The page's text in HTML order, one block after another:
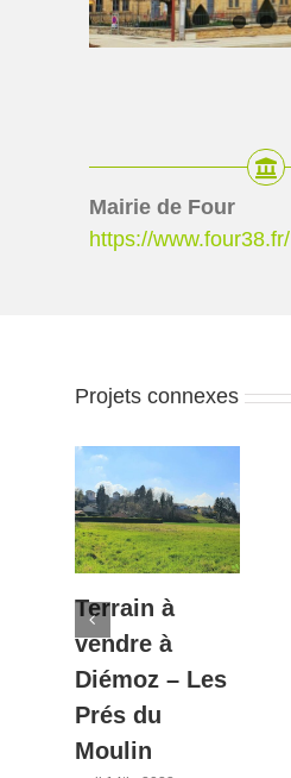
Mairie de Four
https://www.four38.fr/
Projets connexes
Terrain à
vendre à
Diémoz – Les
Prés du
Moulin